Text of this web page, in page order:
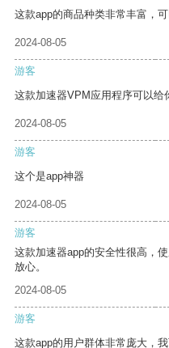
这款app的商品种类非常丰富，
2024-08-05
游客
这款加速器VPM应用程序可以给
2024-08-05
游客
这个是app神器
2024-08-05
游客
这款加速器app的安全性很高，
放心。
2024-08-05
游客
这款app的用户群体非常庞大，